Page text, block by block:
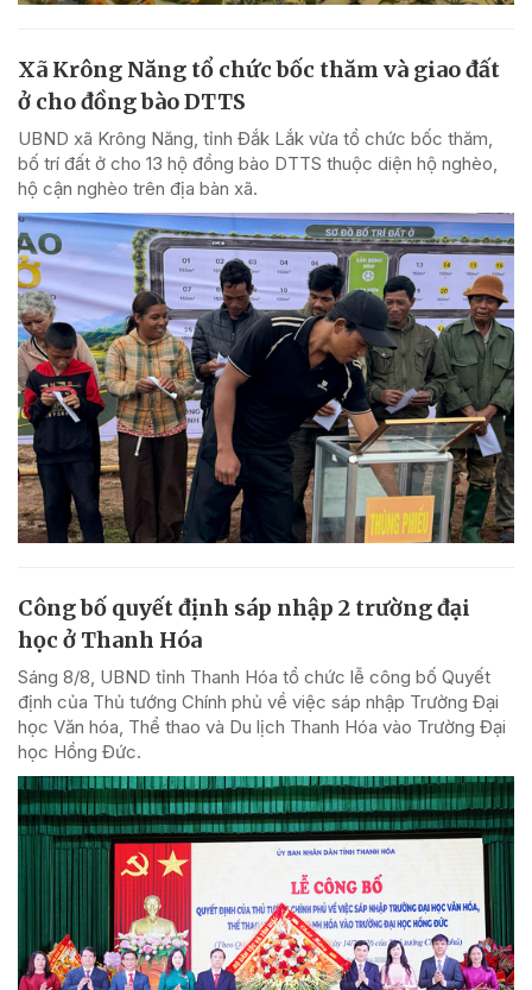
Xã Krông Năng tổ chức bốc thăm và giao đất
ở cho đồng bào DTTS
UBND xã Krông Năng, tỉnh Đắk Lắk vừa tổ chức bốc thăm,
bố trí đất ở cho 13 hộ đồng bào DTTS thuộc diện hộ nghèo,
hộ cận nghèo trên địa bàn xã.
Công bố quyết định sáp nhập 2 trường đại
học ở Thanh Hóa
Sáng 8/8, UBND tỉnh Thanh Hóa tổ chức lễ công bố Quyết
định của Thủ tướng Chính phủ về việc sáp nhập Trường Đại
học Văn hóa, Thể thao và Du lịch Thanh Hóa vào Trường Đại
học Hồng Đức.